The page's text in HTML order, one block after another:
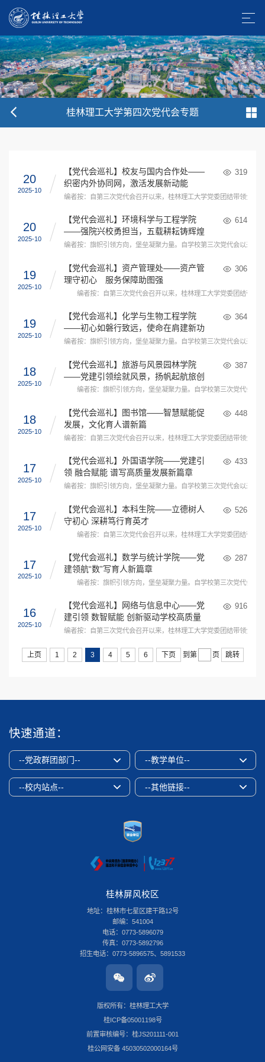
桂林理工大学第四次党代会专题
20
2025-10
【党代会巡礼】校友与国内合作处——
织密内外协同网，激活发展新动能
319
编者按：自第三次党代会召开以来，桂林理工大学党委团结带领全体
20
2025-10
【党代会巡礼】环境科学与工程学院
——强院兴校勇担当，五载耕耘铸辉煌
614
编者按：旗帜引领方向，堡垒凝聚力量。自学校第三次党代会以来，
19
2025-10
【党代会巡礼】资产管理处——资产管
理守初心 服务保障助图强
306
编者按：自第三次党代会召开以来，桂林理工大学党委团结带领全
19
2025-10
【党代会巡礼】化学与生物工程学院
——初心如磐行致远，使命在肩建新功
364
编者按：旗帜引领方向，堡垒凝聚力量。自学校第三次党代会以来，
18
2025-10
【党代会巡礼】旅游与风景园林学院
——党建引领绘就风景，扬帆起航旅创
佳绩
387
编者按：旗帜引领方向，堡垒凝聚力量。自学校第三次党代会以来
18
2025-10
【党代会巡礼】图书馆——智慧赋能促
发展，文化育人谱新篇
448
编者按：自第三次党代会召开以来，桂林理工大学党委团结带领全体
17
2025-10
【党代会巡礼】外国语学院——党建引
领 融合赋能 谱写高质量发展新篇章
433
编者按：旗帜引领方向，堡垒凝聚力量。自学校第三次党代会以来，
17
2025-10
【党代会巡礼】本科生院——立德树人
守初心 深耕笃行育英才
526
编者按：自第三次党代会召开以来，桂林理工大学党委团结带领全
17
2025-10
【党代会巡礼】数学与统计学院——党
建领航“数”写育人新篇章
287
编者按：旗帜引领方向，堡垒凝聚力量。自学校第三次党代会以来
16
2025-10
【党代会巡礼】网络与信息中心——党
建引领 数智赋能 创新驱动学校高质量
发展
916
编者按：自第三次党代会召开以来，桂林理工大学党委团结带领全体
上页 1 2 3 4 5 6 下页 到第 页 跳转
快速通道：
--党政群团部门-- --教学单位--
--校内站点-- --其他链接--
桂林屏风校区
地址：桂林市七星区建干路12号
邮编：541004
电话：0773-5896079
传真：0773-5892796
招生电话：0773-5896575、5891533
桂林雁山校区
地址：桂林市雁山区雁山街319号
电话：0773-3696580
传真：0773-8986516
招生电话：0773-3678379
南宁安吉校区
版权所有：桂林理工大学
桂ICP备05001198号
前置审核编号：桂JS201111-001
桂公网安备 45030502000164号